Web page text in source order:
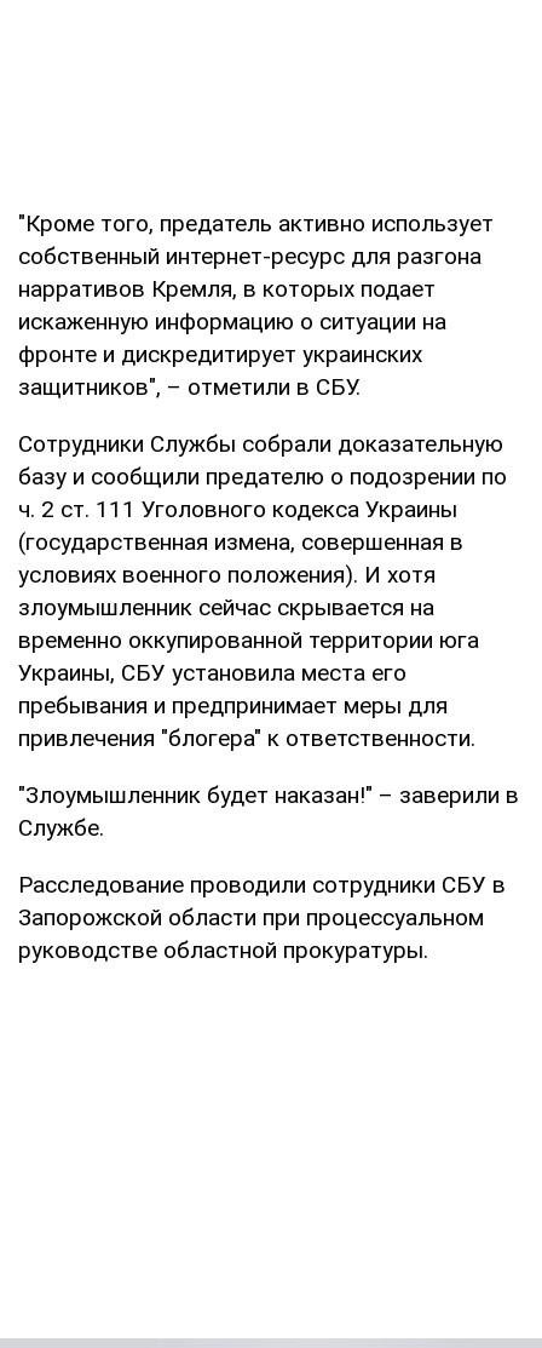
"Кроме того, предатель активно использует
собственный интернет-ресурс для разгона
нарративов Кремля, в которых подает
искаженную информацию о ситуации на
фронте и дискредитирует украинских
защитников", – отметили в СБУ.
Сотрудники Службы собрали доказательную
базу и сообщили предателю о подозрении по
ч. 2 ст. 111 Уголовного кодекса Украины
(государственная измена, совершенная в
условиях военного положения). И хотя
злоумышленник сейчас скрывается на
временно оккупированной территории юга
Украины, СБУ установила места его
пребывания и предпринимает меры для
привлечения "блогера" к ответственности.
"Злоумышленник будет наказан!" – заверили в
Службе.
Расследование проводили сотрудники СБУ в
Запорожской области при процессуальном
руководстве областной прокуратуры.